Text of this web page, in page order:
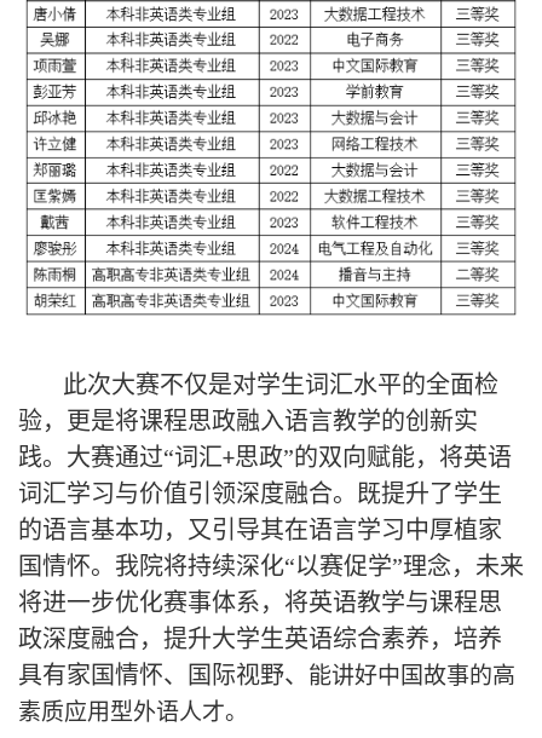
此次大赛不仅是对学生词汇水平的全面检
验，更是将课程思政融入语言教学的创新实
践。大赛通过“词汇 +思政”的双向赋能，将英语
词汇学习与价值引领深度融合。既提升了学生
的语言基本功，又引导其在语言学习中厚植家
国情怀。我院将持续深化“以赛促学”理念，未来
将进一步优化赛事体系，将英语教学与课程思
政深度融合，提升大学生英语综合素养，培养
具有家国情怀、国际视野、 能讲好中国故事的高
素质应用型外语人才。